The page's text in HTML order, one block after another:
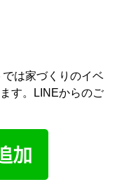
は家づくりのイベ
す。LINEからのご